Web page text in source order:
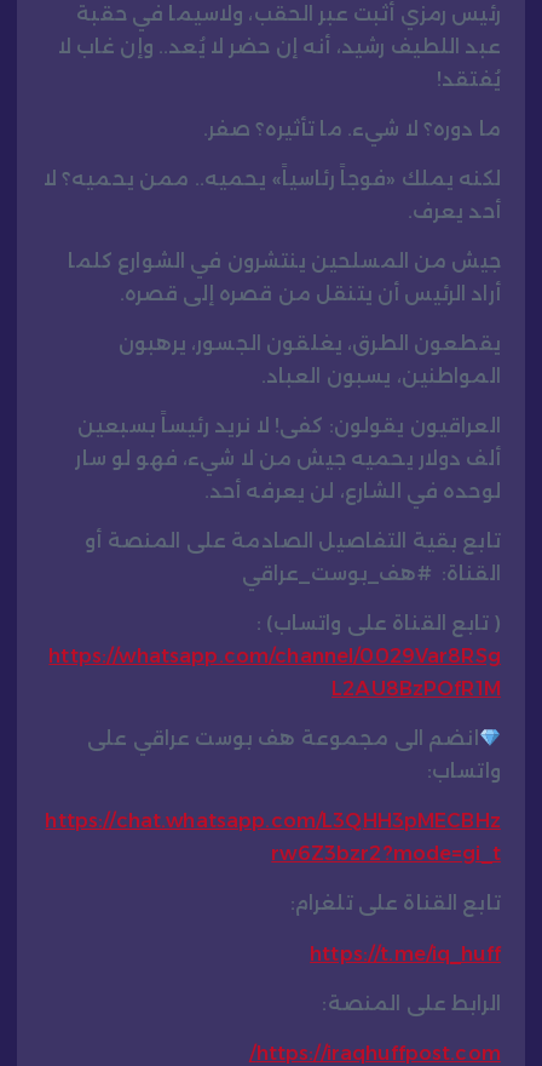
رئيس رمزي أثبت عبر الحقب، ولاسيما في حقبة
عبد اللطيف رشيد، أنه إن حضر لا يُعد.. وإن غاب لا
يُفتقد!
ما دوره؟ لا شيء. ما تأثيره؟ صفر.
لكنه يملك «فوجاً رئاسياً» يحميه.. ممن يحميه؟ لا
أحد يعرف.
جيش من المسلحين ينتشرون في الشوارع كلما
أراد الرئيس أن يتنقل من قصره إلى قصره.
يقطعون الطرق، يغلقون الجسور، يرهبون
المواطنين، يسبون العباد.
العراقيون يقولون: كفى! لا نريد رئيساً بسبعين
ألف دولار يحميه جيش من لا شيء، فهو لو سار
لوحده في الشارع، لن يعرفه أحد.
تابع بقية التفاصيل الصادمة على المنصة أو
القناة: #هف_بوست_عراقي
( تابع القناة على واتساب) :
https://whatsapp.com/channel/0029Var8RSg
L2AU8BzPOfR1M
انضم الى مجموعة هف بوست عراقي على
واتساب:
https://chat.whatsapp.com/L3QHH3pMECBHz
rw6Z3bzr2?mode=gi_t
تابع القناة على تلغرام:
https://t.me/iq_huff
الرابط على المنصة:
https://iraqhuffpost.com/